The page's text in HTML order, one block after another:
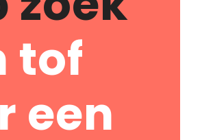
tof
een